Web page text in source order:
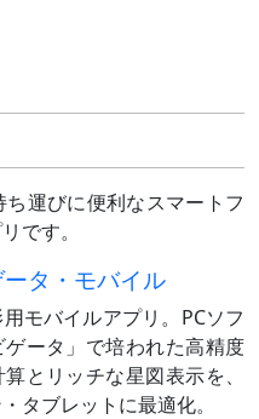
運びに便利なスマートフ
です。
タ・モバイル
モバイルアプリ。PCソフ
ゲータ」で培われた高精度
とリッチな星図表示を、
タブレットに最適化。